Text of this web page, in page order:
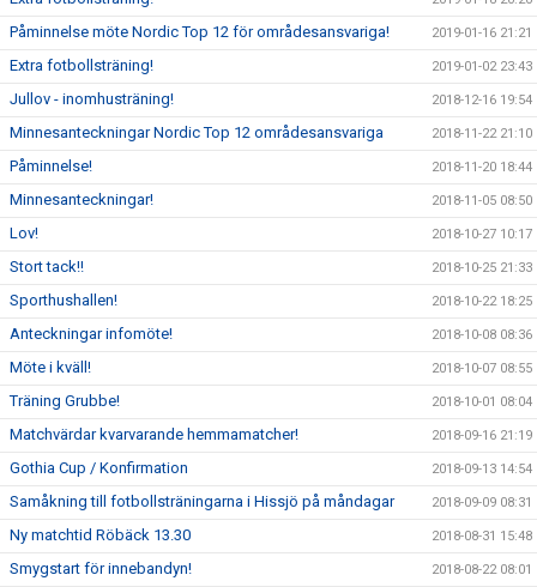
Påminnelse möte Nordic Top 12 för områdesansvariga! 2019-01-16 21:21
Extra fotbollsträning! 2019-01-02 23:43
Jullov - inomhusträning! 2018-12-16 19:54
Minnesanteckningar Nordic Top 12 områdesansvariga 2018-11-22 21:10
Påminnelse! 2018-11-20 18:44
Minnesanteckningar! 2018-11-05 08:50
Lov! 2018-10-27 10:17
Stort tack!! 2018-10-25 21:33
Sporthushallen! 2018-10-22 18:25
Anteckningar infomöte! 2018-10-08 08:36
Möte i kväll! 2018-10-07 08:55
Träning Grubbe! 2018-10-01 08:04
Matchvärdar kvarvarande hemmamatcher! 2018-09-16 21:19
Gothia Cup / Konfirmation 2018-09-13 14:54
Samåkning till fotbollsträningarna i Hissjö på måndagar 2018-09-09 08:31
Ny matchtid Röbäck 13.30 2018-08-31 15:48
Smygstart för innebandyn! 2018-08-22 08:01